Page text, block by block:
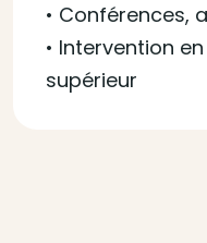
• Conférences,
• Intervention
supérieur